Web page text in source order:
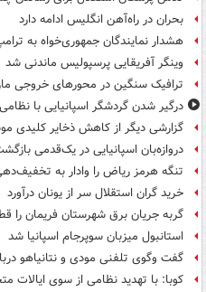
بحران در راه‌آهن انگلیس ادامه دارد
هشدار نمایندگان جمهوری‌خواه به
وینگر آفریقایی پرسپولیس ماندنی شد
ترافیک سنگین در محورهای خروجی
درگیر شدن گردشگر اسپانیایی با
گزارشی دیگر از کاهش ذخایر کلیدی
دروازه‌بان اسپانیایی در یک‌قدمی
تنگه هرمز ریاض را وادار به
خرید گران استقلال سر از یونان درآورد
گربه جریان برق شهرستان فریمان را
استانبول میزبان سوپرجام اسپانیا شد
گفت وگوی تلفنی مودی و نتانیاهو
کوبا: با تهدید نظامی از سوی ایالات